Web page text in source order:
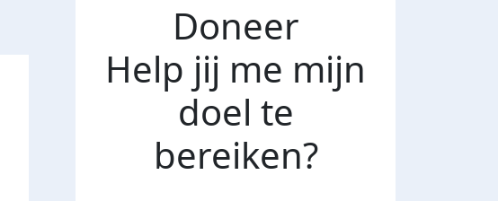
Doneer
Help jij me mijn
doel te
bereiken?